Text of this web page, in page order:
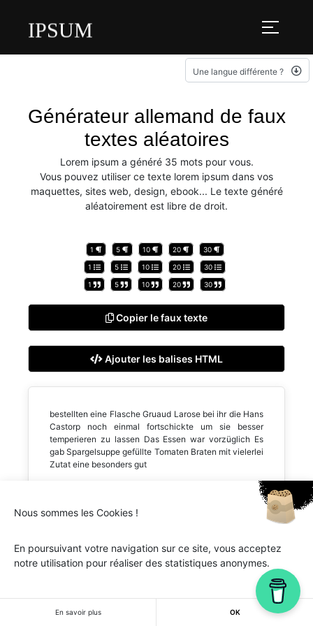
IPSUM
Une langue différente ?
Générateur allemand de faux
textes aléatoires
Lorem ipsum a généré 35 mots pour vous.
Vous pouvez utiliser ce texte lorem ipsum dans vos
maquettes, sites web, design, ebook... Le texte généré
aléatoirement est libre de droit.
1 5 10 20 30
1 5 10 20 30
1 5 10 20 30
Copier le faux texte
Ajouter les balises HTML
bestellten eine Flasche Gruaud Larose bei ihr die Hans
Castorp noch einmal fortschickte um sie besser
temperieren zu lassen Das Essen war vorzüglich Es
gab Spargelsuppe gefüllte Tomaten Braten mit vielerlei
Zutat eine besonders gut
Ipsum.one © 2018-2026 - Tous droits réservés -
Lorem
Nous sommes les Cookies !
En poursuivant votre navigation sur ce site, vous acceptez
notre utilisation pour réaliser des statistiques anonymes.
En savoir plus OK